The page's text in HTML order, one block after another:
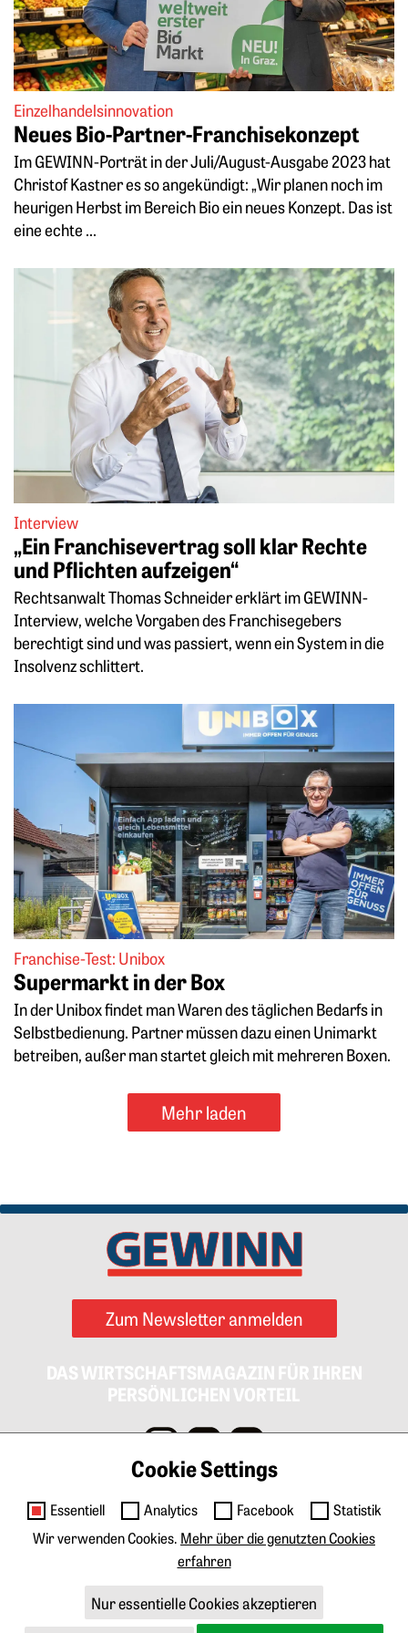
Einzelhandelsinnovation
Neues Bio-Partner-Franchisekonzept
Im GEWINN-Porträt in der Juli/August-Ausgabe 2023 hat
Christof Kastner es so angekündigt: „Wir planen noch im
heurigen Herbst im Bereich Bio ein neues Konzept. Das ist
eine echte ...
Interview
„Ein Franchisevertrag soll klar Rechte
und Pflichten aufzeigen“
Rechtsanwalt Thomas Schneider erklärt im GEWINN-
Interview, welche Vorgaben des ­Franchisegebers
berechtigt sind und was passiert, wenn ein System in die
Insolvenz ­schlittert.
Weiterlesen: „Ein Franchisevertrag soll klar Rechte und
Franchise-Test: Unibox
Supermarkt in der Box
In der Unibox findet man Waren des täglichen Bedarfs in
Selbstbedienung. Partner müssen dazu einen Unimarkt
betreiben, außer man startet gleich mit mehreren Boxen.
Weiterlesen: Supermarkt in der Box
Mehr laden
Zum Newsletter anmelden
DAS WIRTSCHAFTSMAGAZIN FÜR IHREN
PERSÖNLICHEN VORTEIL
Kontakt
Anzeigen & Marketing
Tarife Digital
Mediadaten
Cookie Settings
Essentiell Analytics Facebook
Statistik
Wir verwenden Cookies. Mehr über die genutzten Cookies
erfahren
Nur essentielle Cookies akzeptieren